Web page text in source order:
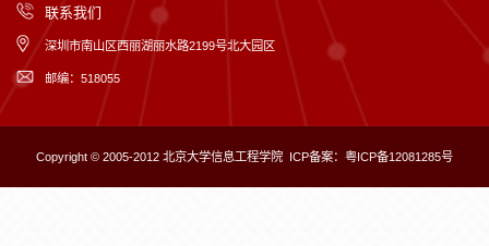
联系我们
深圳市南山区西丽湖丽水路2199号北大园区
邮编：518055
Copyright © 2005-2012 北京大学信息工程学院 ICP备案：粤ICP备12081285号